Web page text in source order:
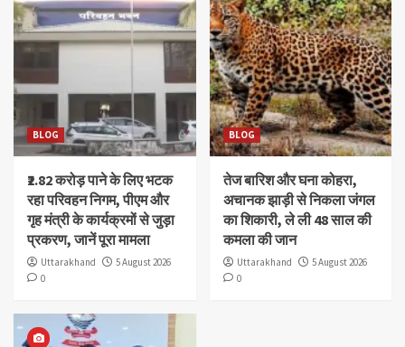
BLOG
₹2.82 करोड़ पाने के लिए भटक
रहा परिवहन निगम, पीएम और
गृह मंत्री के कार्यक्रमों से जुड़ा
प्रकरण, जानें पूरा मामला
Uttarakhand
5 August 2026
0
BLOG
तेज बारिश और घना कोहरा,
अचानक झाड़ी से निकला जंगल
का शिकारी, ले ली 48 साल की
कमला की जान
Uttarakhand
5 August 2026
0